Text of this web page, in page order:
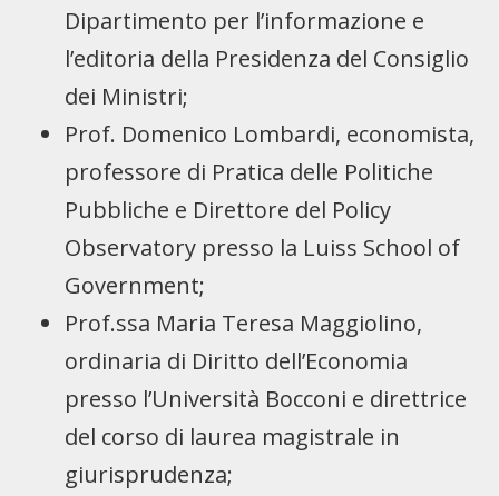
Dipartimento per l’informazione e
l’editoria della Presidenza del Consiglio
dei Ministri;
Prof. Domenico Lombardi, economista,
professore di Pratica delle Politiche
Pubbliche e Direttore del Policy
Observatory presso la Luiss School of
Government;
Prof.ssa Maria Teresa Maggiolino,
ordinaria di Diritto dell’Economia
presso l’Università Bocconi e direttrice
del corso di laurea magistrale in
giurisprudenza;